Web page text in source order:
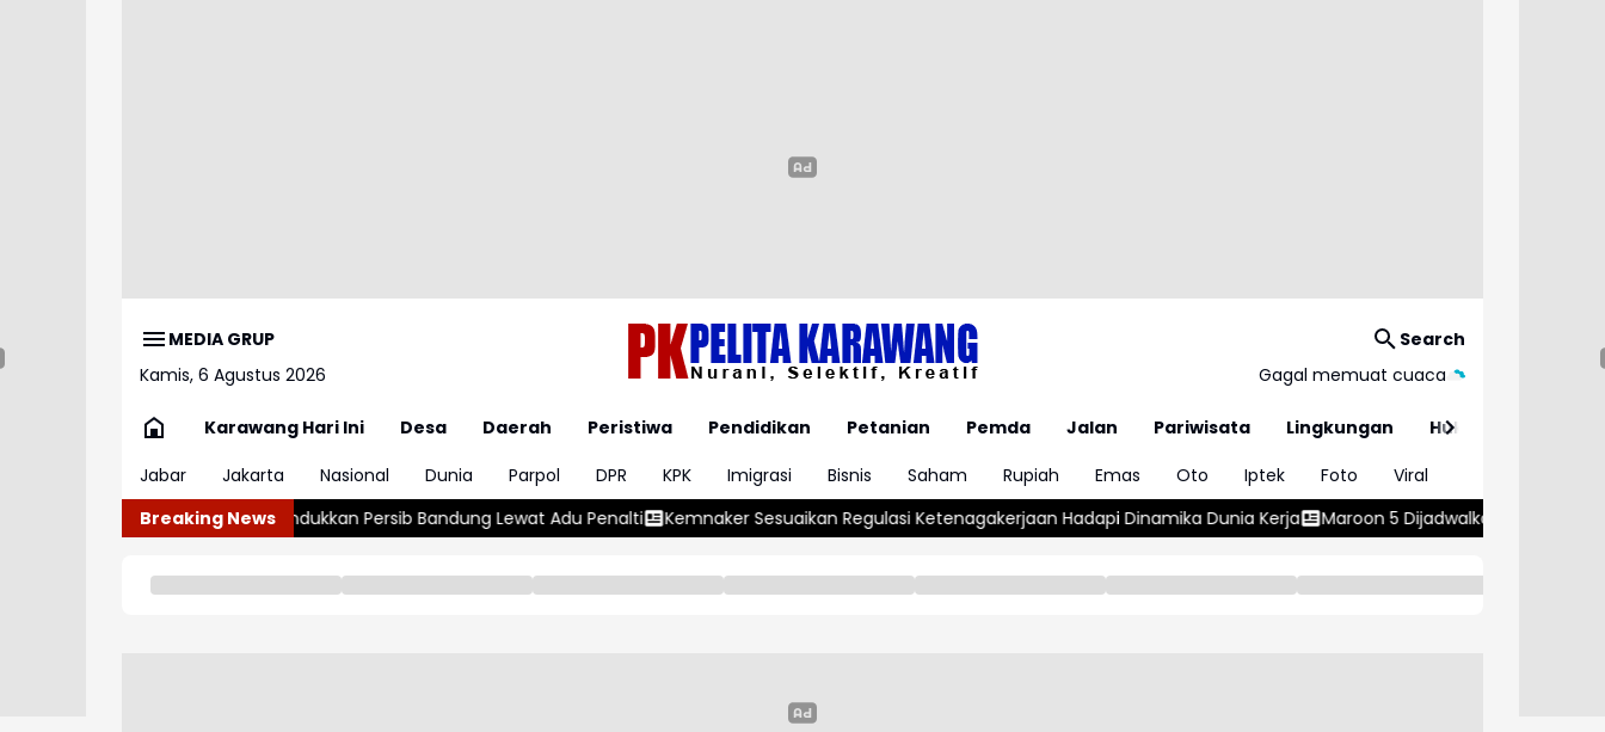
MEDIA GRUP
Kamis, 6 Agustus 2026
Search
Gagal memuat cuaca
Karawang Hari Ini Desa Daerah Peristiwa Pendidikan Petanian Pemda Jalan Pariwisata Lingkungan
Hukum
Jabar
Jakarta Nasional Dunia Parpol DPR KPK Imigrasi Bisnis Saham Rupiah Emas Oto Iptek Foto
Viral
Breaking News
Tundukkan Persib Bandung Lewat Adu Penalti Kemnaker Sesuaikan Regulasi Ketenagakerjaan Hadapi Dinamika Dunia Kerja Maroon 5 Dijadwalkan Tampil di Jakarta pada Februari 2027